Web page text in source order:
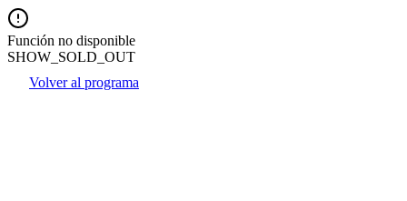
Función no disponible
SHOW_SOLD_OUT
Volver al programa